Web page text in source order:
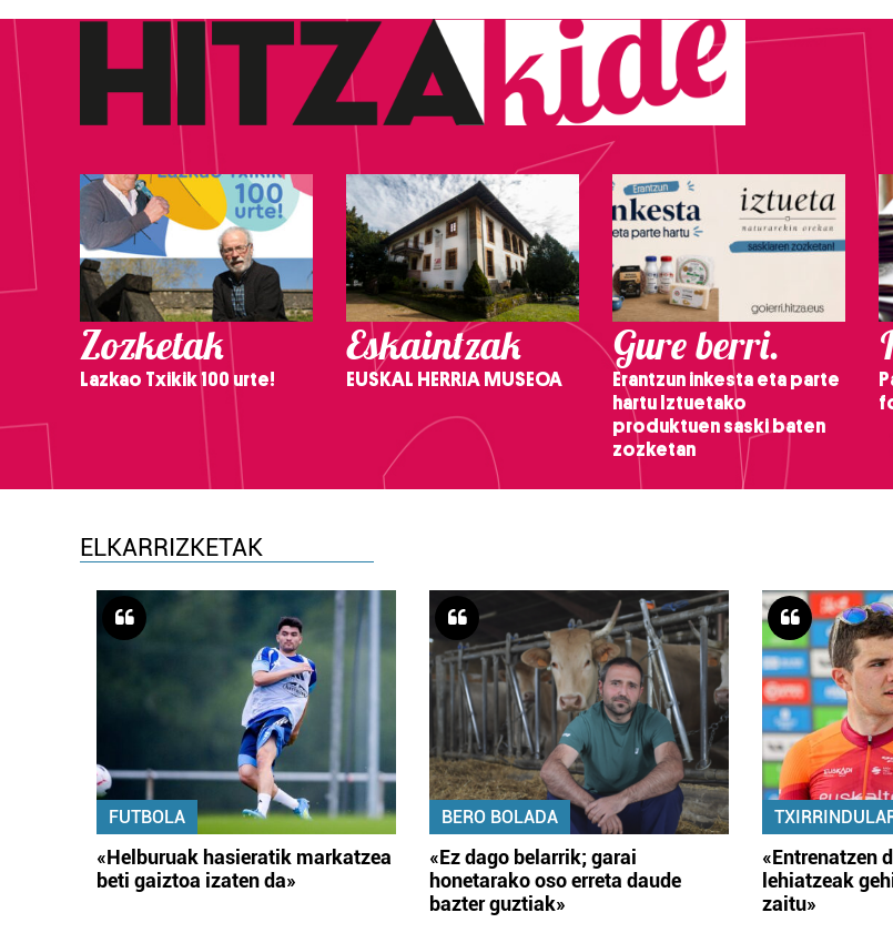
Zozketak
Lazkao Txikik 100 urte!
Eskaintzak
EUSKAL HERRIA MUSEOA
Gure berri.
Erantzun inkesta eta parte
hartu Iztuetako
produktuen saski baten
zozketan
ELKARRIZKETAK
FUTBOLA
«Helburuak hasieratik markatzea
beti gaiztoa izaten da»
BERO BOLADA
«Ez dago belarrik; garai
honetarako oso erreta daude
bazter guztiak»
«Entrenatzen
lehiatzeak
zaitu»